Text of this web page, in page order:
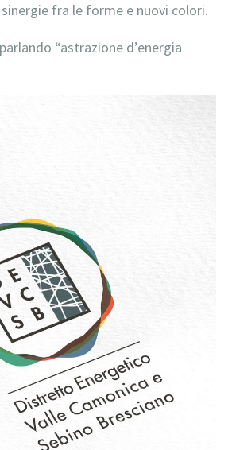
fra le forme e nuovi colori.
“astrazione d’energia